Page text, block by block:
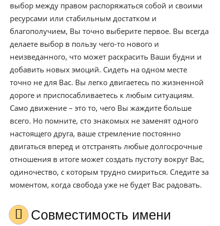
выбор между правом распоряжаться собой и своими
ресурсами или стабильным достатком и
благополучием, Вы точно выберите первое. Вы всегда
делаете выбор в пользу чего-то нового и
неизведанного, что может раскрасить Ваши будни и
добавить новых эмоций. Сидеть на одном месте
точно не для Вас. Вы легко двигаетесь по жизненной
дороге и приспосабливаетесь к любым ситуациям.
Само движение – это то, чего Вы жаждите больше
всего. Но помните, сто знакомых не заменят одного
настоящего друга, ваше стремление постоянно
двигаться вперед и отстранять любые долгосрочные
отношения в итоге может создать пустоту вокруг Вас,
одиночество, с которым трудно смириться. Следите за
моментом, когда свобода уже не будет Вас радовать.
Совместимость имени